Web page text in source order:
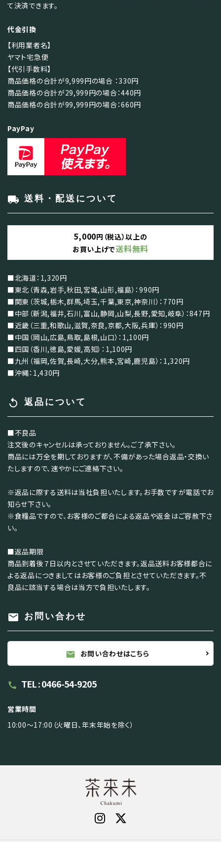
て決済できます。
代金引換
【利用業者名】
ヤマト宅急便
【代引手数料】
商品価格の合計が9,999円の場合 ：330円
商品価格の合計が29,999円の場合：440円
商品価格の合計が99,999円の場合：660円
PayPay
local_shipping 送料・配送について
5,000円（税込）以上の
お買い上げで送料無料
■北海道：1,320円
■東北（青森,岩手,秋田,宮城,山形,福島）：990円
■関東（茨城,栃木,群馬,埼玉,千葉,東京,神奈川）：770円
■中部（新潟,福井,石川,富山,静岡,山梨,長野,愛知,岐阜）：847円
■近畿（三重,和歌山,滋賀,奈良,京都,大阪,兵庫）：990円
■中国（岡山,広島,鳥取,島根,山口）：1,100円
■四国（香川,徳島,愛媛,高知）：1,100円
■九州（福岡,佐賀,長崎,大分,熊本,宮崎,鹿児島）：1,320円
■沖縄：1,430円
replay 返品について
■不良品
注文後のキャンセルは承っておりません。ご了承下さい。
商品には万全を期しておりますが、不備があった場合返品・交換い
たしますので、速やかにご連絡下さい。
※返品に際する送料は当社負担いたします。お手数ですが電話でお
知らせ下さい。
※食糧品ですので、お客様のご都合による返品や返金はご容赦下さ
い。
■返品期限
商品到着後７日以内とさせていただきます。返品送料お客様都合に
よる返品につきましてはお客様のご負担とさせていただきます。不
良品に該当する場合は当方で負担いたします。
mail お問い合わせ
mail お問い合わせはこちら
call TEL : 0466-54-9205
営業時間
10:00～17:00（火曜日、年末年始を除く）